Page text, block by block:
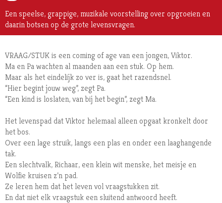
Een speelse, grappige, muzikale voorstelling over opgroeien en
daarin botsen op de grote levensvragen.
VRAAG/STUK is een coming of age van een jongen, Viktor.
Ma en Pa wachten al maanden aan een stuk. Op hem.
Maar als het eindelijk zo ver is, gaat het razendsnel.
“Hier begint jouw weg”, zegt Pa.
“Een kind is loslaten, van bij het begin”, zegt Ma.
Het levenspad dat Viktor helemaal alleen opgaat kronkelt door
het bos.
Over een lage struik, langs een plas en onder een laaghangende
tak.
Een slechtvalk, Richaar, een klein wit menske, het meisje en
Wolfie kruisen z’n pad.
Ze leren hem dat het leven vol vraagstukken zit.
En dat niet elk vraagstuk een sluitend antwoord heeft.